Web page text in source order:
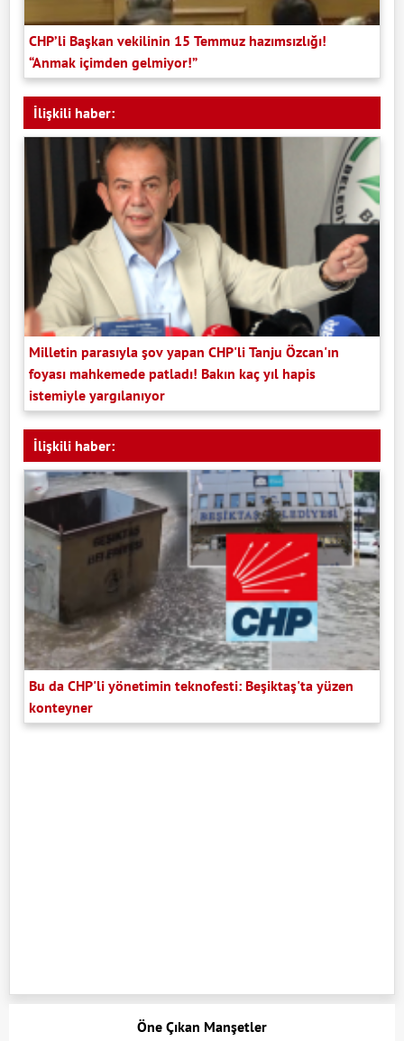
CHP’li Başkan vekilinin 15 Temmuz hazımsızlığı!
“Anmak içimden gelmiyor!”
İlişkili haber:
Milletin parasıyla şov yapan CHP'li Tanju Özcan'ın
foyası mahkemede patladı! Bakın kaç yıl hapis
istemiyle yargılanıyor
İlişkili haber:
Bu da CHP'li yönetimin teknofesti: Beşiktaş'ta yüzen
konteyner
Öne Çıkan Manşetler